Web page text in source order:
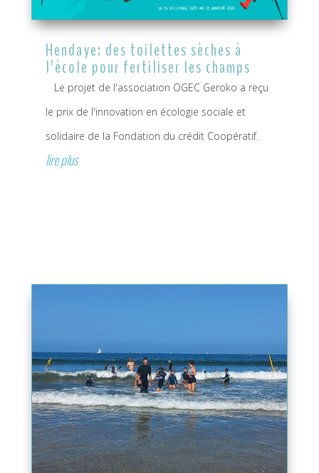
Hendaye: des toilettes sèches à
l’école pour fertiliser les champs
Le projet de l'association OGEC Geroko a reçu
le prix de l'innovation en écologie sociale et
solidaire de la Fondation du crédit Coopératif.
lire plus